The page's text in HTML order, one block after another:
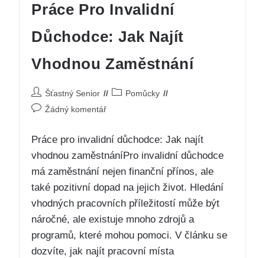
Práce Pro Invalidní
Důchodce: Jak Najít
Vhodnou Zaměstnání
Šťastný Senior
Pomůcky
Žádný komentář
Práce pro invalidní důchodce: Jak najít
vhodnou zaměstnáníPro invalidní důchodce
má zaměstnání nejen finanční přínos, ale
také pozitivní dopad na jejich život. Hledání
vhodných pracovních příležitostí může být
náročné, ale existuje mnoho zdrojů a
programů, které mohou pomoci. V článku se
dozvíte, jak najít pracovní místa